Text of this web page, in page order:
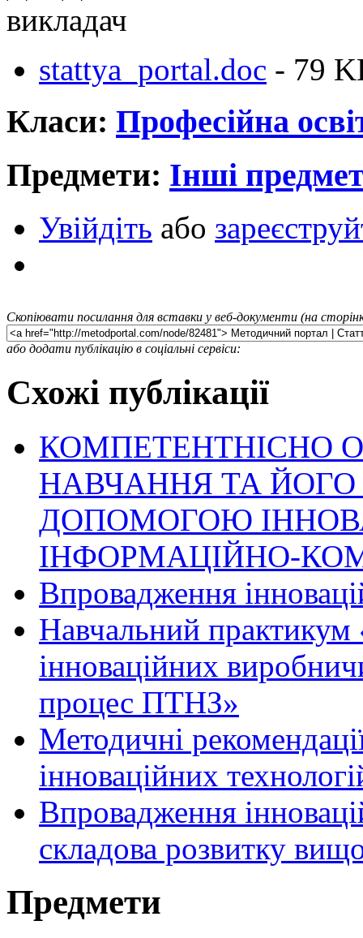
викладач
stattya_portal.doc - 79
Класи: Професійна
Предмети: Інші
Увійдіть або
Скопіювати посилання для вставки у веб-документи (на
або додати публікацію в соціальні сервіси:
Схожі публікації
КОМПЕТЕНТНІСНО
НАВЧАННЯ ТА
ДОПОМОГОЮ
ІНФОРМАЦІЙНО-
Впровадження
Навчальний
інноваційних
процес ПТНЗ»
Методичні
інноваційних
Впровадження
складова розвитку
Предмети